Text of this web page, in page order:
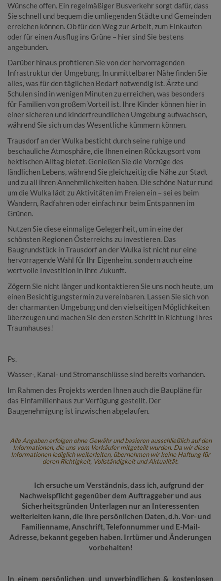
Wünsche offen. Ein regelmäßiger Busverkehr sorgt dafür, dass
Sie schnell und bequem die umliegenden Städte und Gemeinden
erreichen können. Ob für den Weg zur Arbeit, zum Einkaufen
oder für einen Ausflug ins Grüne – hier sind Sie bestens
angebunden.
Darüber hinaus profitieren Sie von der hervorragenden
Infrastruktur der Umgebung. In unmittelbarer Nähe finden Sie
alles, was für den täglichen Bedarf notwendig ist. Ärzte und
Schulen sind in wenigen Minuten zu erreichen, was besonders
für Familien von großem Vorteil ist. Ihre Kinder können hier in
einer sicheren und kinderfreundlichen Umgebung aufwachsen,
während Sie sich um das Wesentliche kümmern können.
Trausdorf an der Wulka besticht durch seine ruhige und
beschauliche Atmosphäre, die Ihnen einen Rückzugsort vom
hektischen Alltag bietet. Genießen Sie die Vorzüge des
ländlichen Lebens, während Sie gleichzeitig die Nähe zur Stadt
und zu all ihren Annehmlichkeiten haben. Die schöne Natur rund
um die Wulka lädt zu Aktivitäten im Freien ein – sei es beim
Wandern, Radfahren oder einfach nur beim Entspannen im
Grünen.
Nutzen Sie diese einmalige Gelegenheit, um in eine der
schönsten Regionen Österreichs zu investieren. Das
Baugrundstück in Trausdorf an der Wulka ist nicht nur eine
hervorragende Wahl für Ihr Eigenheim, sondern auch eine
wertvolle Investition in Ihre Zukunft.
Zögern Sie nicht länger und kontaktieren Sie uns noch heute, um
einen Besichtigungstermin zu vereinbaren. Lassen Sie sich von
der charmanten Umgebung und den vielseitigen Möglichkeiten
überzeugen und machen Sie den ersten Schritt in Richtung Ihres
Traumhauses!
Ps.
Wasser-, Kanal- und Stromanschlüsse sind bereits vorhanden.
Im Rahmen des Projekts werden Ihnen auch die Baupläne für
das Einfamilienhaus zur Verfügung gestellt. Der
Baugenehmigung ist inzwischen abgelaufen.
Alle Angaben erfolgen ohne Gewähr und basieren ausschließlich auf den
Informationen, die uns vom Verkäufer mitgeteilt wurden. Da wir diese
Informationen lediglich weiterleiten, übernehmen wir keine Haftung für
deren Richtigkeit, Vollständigkeit und Aktualität.
Ich ersuche um Verständnis, dass ich, aufgrund der
Nachweispflicht gegenüber dem Auftraggeber und aus
Sicherheitsgründen Unterlagen nur an Interessenten
weiterleiten kann, die Ihre persönlichen Daten, d.h. Vor- und
Familienname, Anschrift, Telefonnummer und E-Mail-
Adresse, bekannt gegeben haben. Irrtümer und Änderungen
vorbehalten!
In einem persönlichen und unverbindlichen & kostenlosen